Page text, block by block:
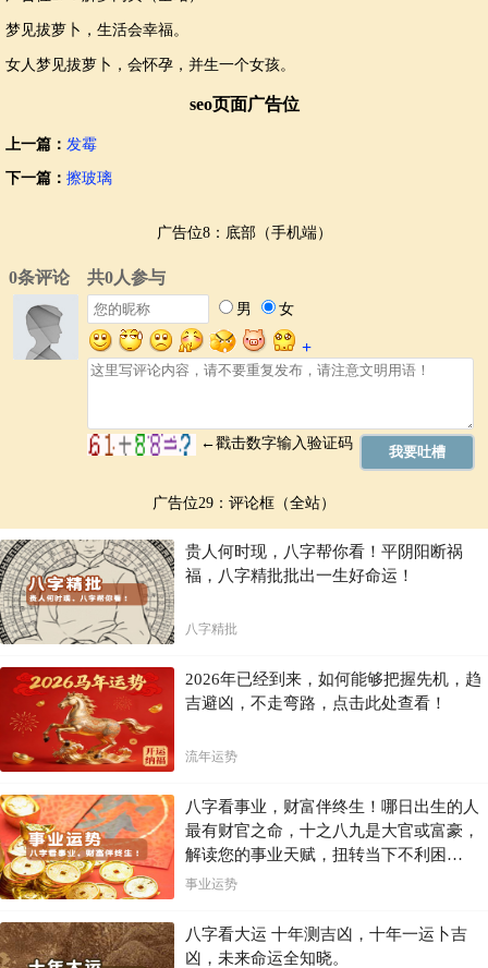
梦见拔萝卜，生活会幸福。
女人梦见拔萝卜，会怀孕，并生一个女孩。
seo页面广告位
上一篇： 发霉
下一篇： 擦玻璃
广告位8：底部（手机端）
广告位29：评论框（全站）
贵人何时现，八字帮你看！平阴阳断祸
福，八字精批批出一生好命运！
八字精批
2026年已经到来，如何能够把握先机，趋
吉避凶，不走弯路，点击此处查看！
流年运势
八字看事业，财富伴终生！哪日出生的人
最有财官之命，十之八九是大官或富豪，
解读您的事业天赋，扭转当下不利困
局！！
事业运势
八字看大运 十年测吉凶，十年一运卜吉
凶，未来命运全知晓。